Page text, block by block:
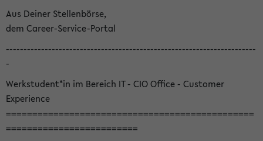
Aus Deiner Stellenbörse,
dem Career-Service-Portal
-----------------------------------------------------------------------
-
Werkstudent*in im Bereich IT - CIO Office - Customer
Experience
===============================================
=========================